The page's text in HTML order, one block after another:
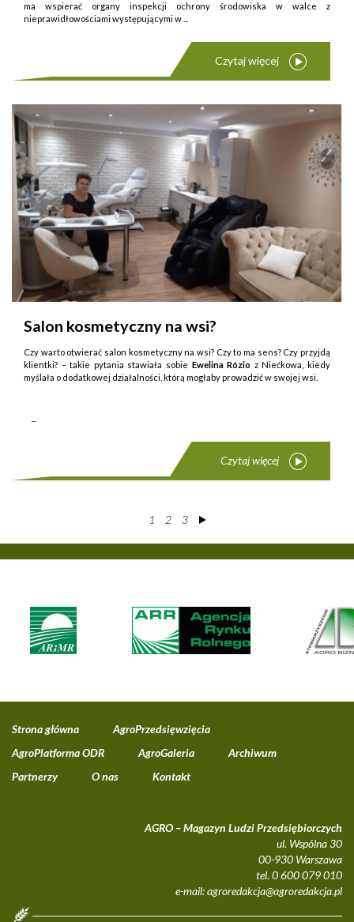
ma wspierać organy inspekcji ochrony środowiska w walce z
nieprawidłowościami występującymi w ...
Czytaj więcej
Salon kosmetyczny na wsi?
Czy warto otwierać salon kosmetyczny na wsi? Czy to ma sens? Czy przyjdą
klientki? – takie py­tania stawiała sobie Ewelina Rózio z Niećkowa, kiedy
myślała o dodatkowej działalności, którą mogłaby prowadzić w swojej wsi.
Czytaj więcej
1 2 3
Strona główna
AgroPrzedsięwzięcia
AgroPlatforma ODR
AgroGaleria
Archiwum
Partnerzy
O nas Kontakt
AGRO – Magazyn Ludzi Przedsiębiorczych
ul. Wspólna 30
00-930 Warszawa
tel. 0 600 079 010
e-mail:agroredakcja@agroredakcja.pl